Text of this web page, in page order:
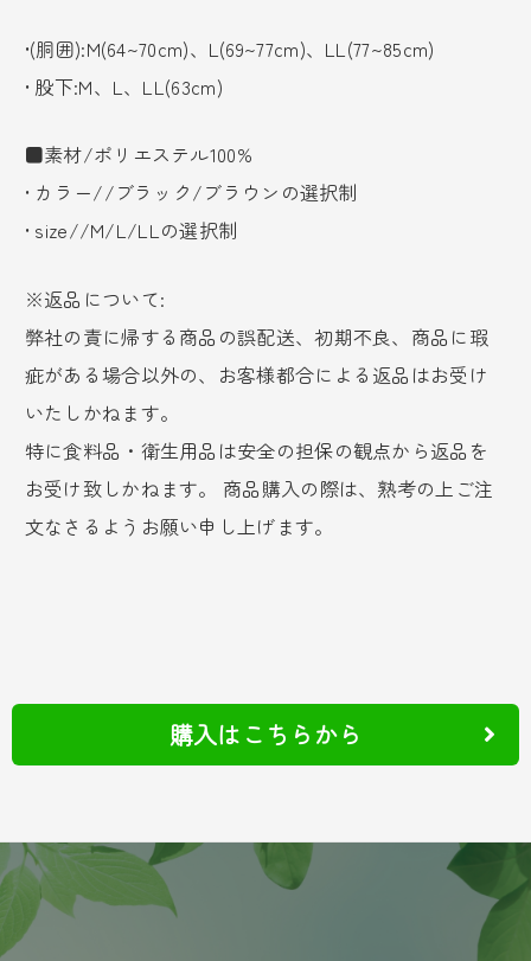
•(胴囲):M(64~70cm)、L(69~77cm)、LL(77~85cm)
• 股下:M、L、LL(63cm)
■素材/ポリエステル100%
• カラー//ブラック/ブラウンの選択制
• size//M/L/LLの選択制
※返品について:
弊社の責に帰する商品の誤配送、初期不良、商品に瑕
疵がある場合以外の、お客様都合による返品はお受け
いたしかねます。
特に食料品・衛生用品は安全の担保の観点から返品を
お受け致しかねます。 商品購入の際は、熟考の上ご注
文なさるようお願い申し上げます。
購入はこちらから